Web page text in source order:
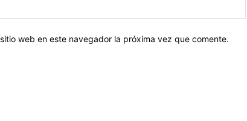
web en este navegador la próxima vez que comente.